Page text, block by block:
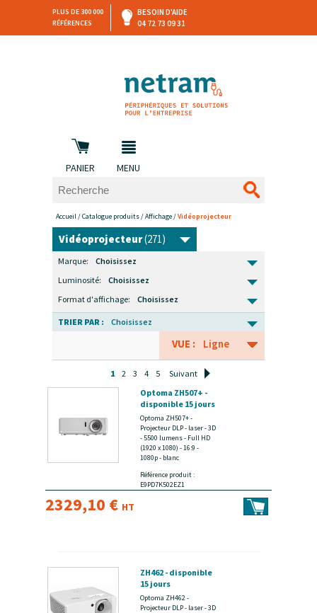
PLUS DE 300 000
RÉFÉRENCES
BESOIN D'AIDE
04 72 73 09 31
PANIER MENU
Accueil/Catalogue produits/Affichage/Vidéoprojecteur
Vidéoprojecteur(271)
Marque:
Choisissez
Luminosité:
Choisissez
Format d'affichage:
Choisissez
TRIER PAR : Choisissez
VUE : Ligne
1 2 3 4 5
Suivant
Optoma ZH507+ -
disponible 15 jours
Optoma ZH507+ -
Projecteur DLP - laser - 3D
- 5500 lumens - Full HD
(1920 x 1080) - 16:9 -
1080p - blanc
Référence produit :
E9PD7K502EZ1
2329,10 € HT
ZH462 - disponible
15 jours
Optoma ZH462 -
Projecteur DLP - laser - 3D